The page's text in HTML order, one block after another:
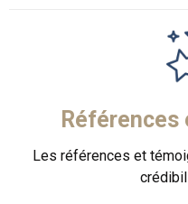
Références
Les références et